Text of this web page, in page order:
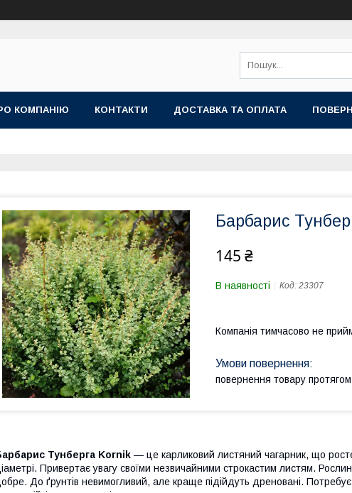
КОМПАНІЮ КОНТАКТИ ДОСТАВКА ТА ОПЛАТА
Барбарис
145 ₴
В наявності Код: 23307
Компанія тимчасово не
повернення товару
Тунберга Korni k — це карликовий листяний чагарник, що
Привертає увагу своїми незвичайними строкастим листям.
До ґрунтів невимогливий, але краще підійдуть дреновані.